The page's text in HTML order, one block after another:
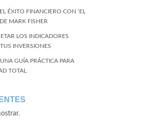
ÉXITO FINANCIERO CON ‘EL
MARK FISHER
LOS INDICADORES
INVERSIONES
GUÍA PRÁCTICA PARA
TOTAL